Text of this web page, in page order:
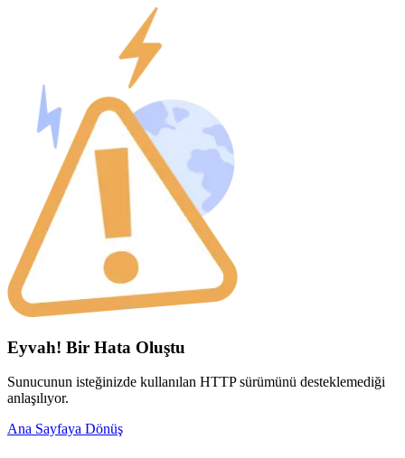
Eyvah! Bir Hata Oluştu
Sunucunun isteğinizde kullanılan HTTP sürümünü desteklemediği
anlaşılıyor.
Ana Sayfaya Dönüş